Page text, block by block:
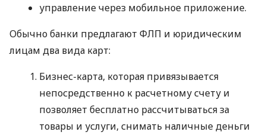
управление через мобильное приложение.
Обычно банки предлагают ФЛП и юридическим
лицам два вида карт:
Бизнес-карта, которая привязывается
непосредственно к расчетному счету и
позволяет бесплатно рассчитываться за
товары и услуги, снимать наличные деньги